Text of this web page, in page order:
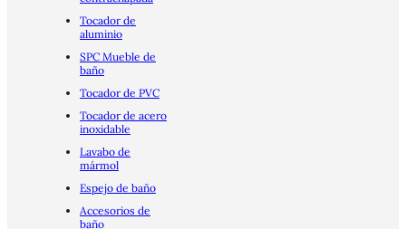
Tocador de
aluminio
SPC Mueble de
baño
Tocador de PVC
Tocador de acero
inoxidable
Lavabo de
mármol
Espejo de baño
Accesorios de
baño